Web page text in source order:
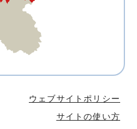
ウェブサイトポリシー
サイトの使い方